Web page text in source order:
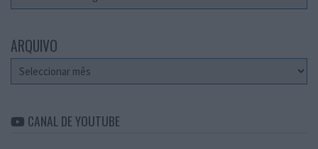
ARQUIVO
Arquivo
CANAL DE YOUTUBE